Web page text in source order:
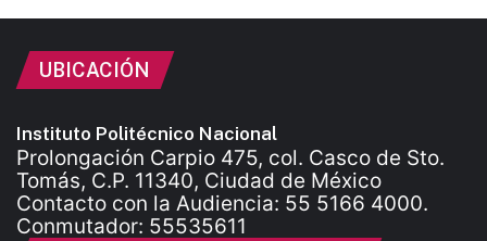
UBICACIÓN
Instituto Politécnico Nacional
Prolongación Carpio 475, col. Casco de Sto.
Tomás, C.P. 11340, Ciudad de México
Contacto con la Audiencia: 55 5166 4000.
Conmutador: 55535611